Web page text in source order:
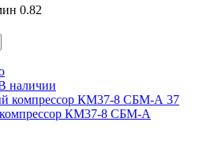
0.82
наличии
КМ37-8 СБМ-А